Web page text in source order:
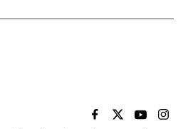
EL PAÍS BRASIL EN
EL PAÍSEL PAÍS
EL